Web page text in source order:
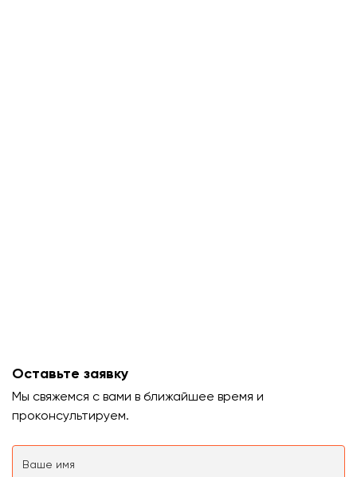
Оставьте заявку
Мы свяжемся с вами в ближайшее время и
проконсультируем.